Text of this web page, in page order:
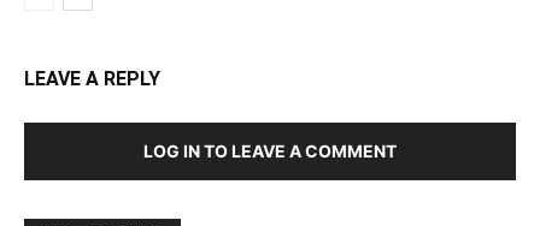
LEAVE A REPLY
LOG IN TO LEAVE A COMMENT